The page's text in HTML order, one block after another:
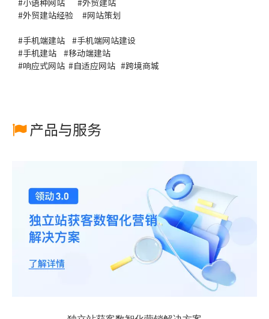
#小语种网站 #外贸建站
#外贸建站经验 #网站策划
#手机端建站 #手机端网站建设
#手机建站 #移动端建站
#响应式网站 #自适应网站 #跨境商城
产品与服务